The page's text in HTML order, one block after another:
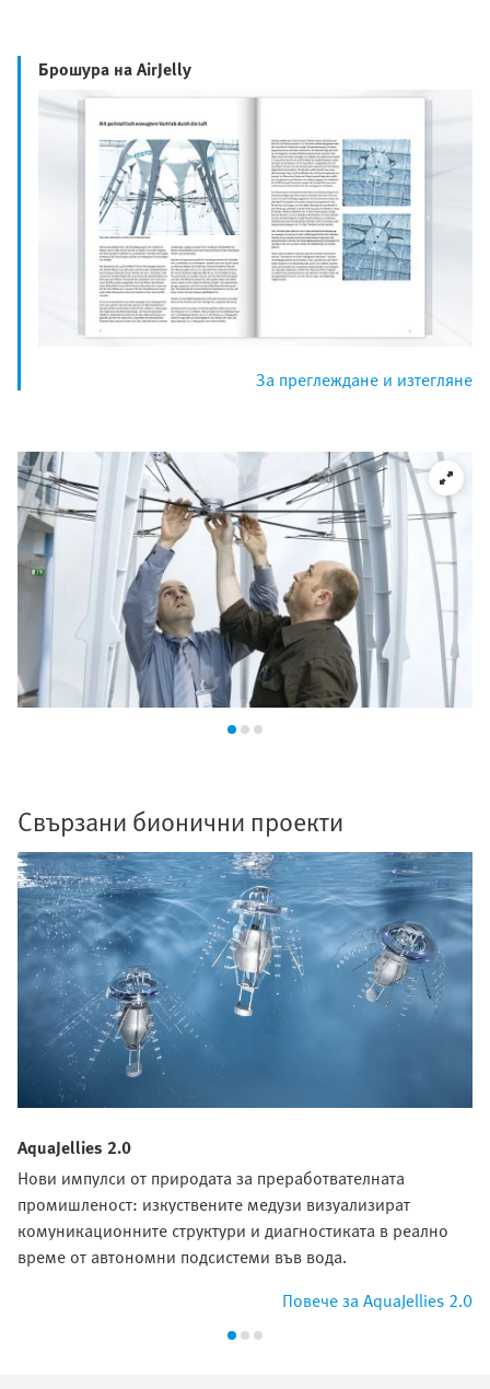
Брошура на AirJelly
За преглеждане и изтегляне
Свързани бионични проекти
AquaJellies 2.0
Нови импулси от природата за преработвателната
промишленост: изкуствените медузи визуализират
комуникационните структури и диагностиката в реално
време от автономни подсистеми във вода.
Повече за AquaJellies 2.0